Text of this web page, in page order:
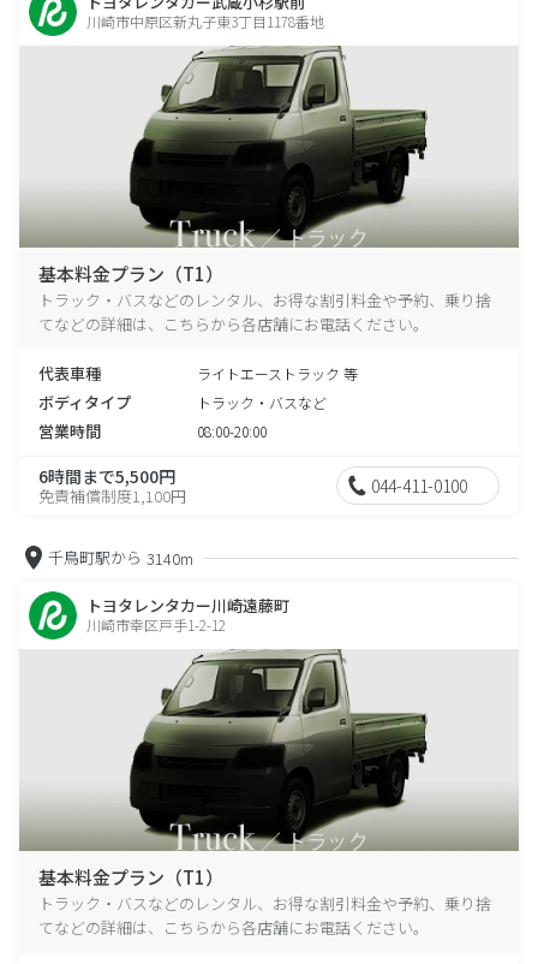
川崎市中原区新丸子東3丁目1178番地
基本料金プラン（T1）
トラック・バスなどのレンタル、お得な割引料金や予約、乗り捨
てなどの詳細は、こちらから各店舗にお電話ください。
代表車種 ライトエーストラック 等
ボディタイプ トラック・バスなど
営業時間 08:00-20:00
6時間まで5,500円
免責補償制度1,100円 044-411-0100
千鳥町駅から 3140m
トヨタレンタカー川崎遠藤町
川崎市幸区戸手1-2-12
基本料金プラン（T1）
トラック・バスなどのレンタル、お得な割引料金や予約、乗り捨
てなどの詳細は、こちらから各店舗にお電話ください。